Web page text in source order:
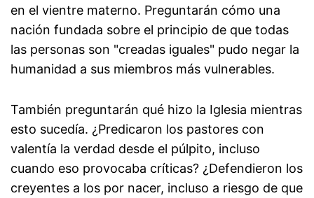
en el vientre materno. Preguntarán cómo una
nación fundada sobre el principio de que todas
las personas son "creadas iguales" pudo negar la
humanidad a sus miembros más vulnerables.
También preguntarán qué hizo la Iglesia mientras
esto sucedía. ¿Predicaron los pastores con
valentía la verdad desde el púlpito, incluso
cuando eso provocaba críticas? ¿Defendieron los
creyentes a los por nacer, incluso a riesgo de que